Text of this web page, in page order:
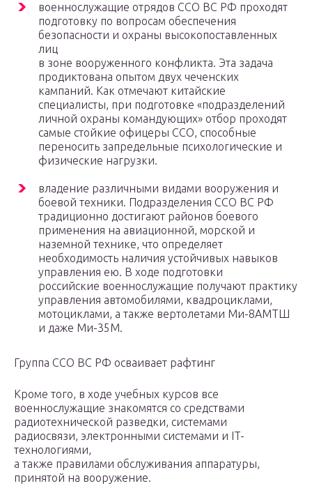
военнослужащие отрядов ССО ВС РФ проходят
подготовку по вопросам обеспечения
безопасности и охраны высокопоставленных
лиц
в зоне вооруженного конфликта. Эта задача
продиктована опытом двух чеченских
кампаний. Как отмечают китайские
специалисты, при подготовке «подразделений
личной охраны командующих» отбор проходят
самые стойкие офицеры ССО, способные
переносить запредельные психологические и
физические нагрузки.
владение различными видами вооружения и
боевой техники. Подразделения ССО ВС РФ
традиционно достигают районов боевого
применения на авиационной, морской и
наземной технике, что определяет
необходимость наличия устойчивых навыков
управления ею. В ходе подготовки
российские военнослужащие получают практику
управления автомобилями, квадроциклами,
мотоциклами, а также вертолетами Ми-8АМТШ
и даже Ми-35М.
Группа ССО ВС РФ осваивает рафтинг
Кроме того, в ходе учебных курсов все
военнослужащие знакомятся со средствами
радиотехнической разведки, системами
радиосвязи, электронными системами и IT-
технологиями,
а также правилами обслуживания аппаратуры,
принятой на вооружение.